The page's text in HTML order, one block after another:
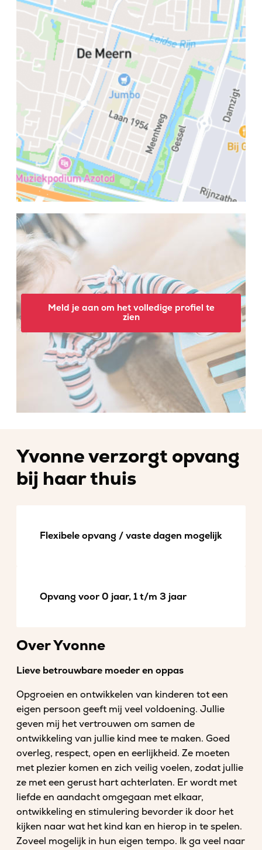
Meld je aan om het volledige profiel te
zien
Yvonne verzorgt opvang
bij haar thuis
Flexibele opvang / vaste dagen mogelijk
Opvang voor 0 jaar, 1 t/m 3 jaar
Over Yvonne
Lieve betrouwbare moeder en oppas
Opgroeien en ontwikkelen van kinderen tot een
eigen persoon geeft mij veel voldoening. Jullie
geven mij het vertrouwen om samen de
ontwikkeling van jullie kind mee te maken. Goed
overleg, respect, open en eerlijkheid. Ze moeten
met plezier komen en zich veilig voelen, zodat jullie
ze met een gerust hart achterlaten. Er wordt met
liefde en aandacht omgegaan met elkaar,
ontwikkeling en stimulering bevorder ik door het
kijken naar wat het kind kan en hierop in te spelen.
Zoveel mogelijk in hun eigen tempo. Ik ga veel naar